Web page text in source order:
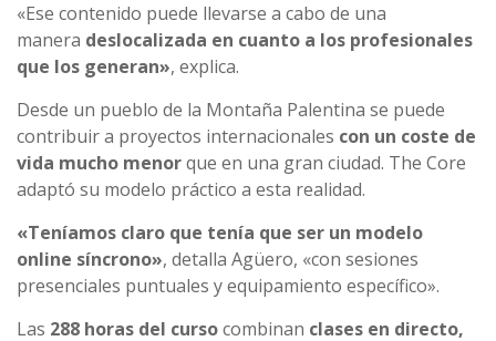
«Ese contenido puede llevarse a cabo de una
manera deslocalizada en cuanto a los profesionales
que los generan», explica.
Desde un pueblo de la Montaña Palentina se puede
contribuir a proyectos internacionales con un coste de
vida mucho menorque en una gran ciudad. The Core
adaptó su modelo práctico a esta realidad.
«Teníamos claro que tenía que ser un modelo
online síncrono», detalla Agüero, «con sesiones
presenciales puntuales y equipamiento específico».
Las 288 horas del cursocombinan clases en directo,